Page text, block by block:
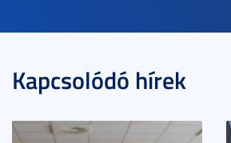
Kapcsolódó hírek